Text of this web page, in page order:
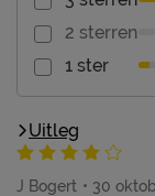
2 sterren
1 ster
Uitleg
J Bogert 30